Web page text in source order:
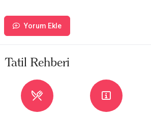
Yorum Ekle
Tatil Rehberi